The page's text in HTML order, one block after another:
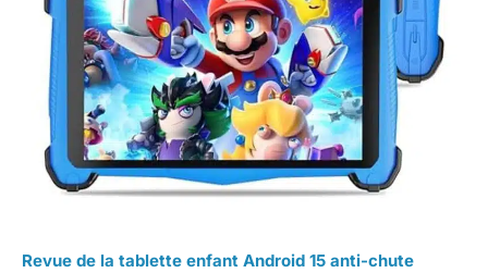
Revue de la tablette enfant Android 15 anti-chute